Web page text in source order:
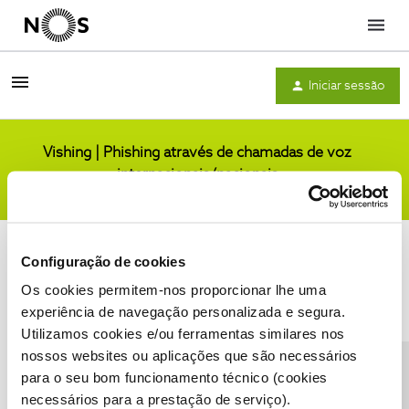
Configuração de cookies
Os cookies permitem-nos proporcionar lhe uma
experiência de navegação personalizada e segura.
Utilizamos cookies e/ou ferramentas similares nos
nossos websites ou aplicações que são necessários
para o seu bom funcionamento técnico (cookies
necessários para a prestação de serviço).
Menu
Iniciar sessão
Vishing | Phishing através de chamadas de voz
internacionais/nacionais
Condições do Fórum NOS Accessibility statement